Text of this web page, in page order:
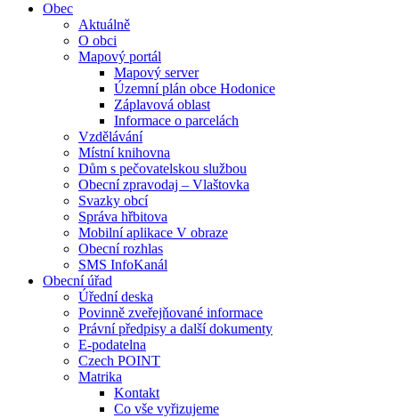
Obec
Aktuálně
O obci
Mapový portál
Mapový server
Územní plán obce Hodonice
Záplavová oblast
Informace o parcelách
Vzdělávání
Místní knihovna
Dům s pečovatelskou službou
Obecní zpravodaj – Vlaštovka
Svazky obcí
Správa hřbitova
Mobilní aplikace V obraze
Obecní rozhlas
SMS InfoKanál
Obecní úřad
Úřední deska
Povinně zveřejňované informace
Právní předpisy a další dokumenty
E-podatelna
Czech POINT
Matrika
Kontakt
Co vše vyřizujeme